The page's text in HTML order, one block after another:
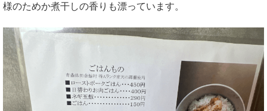
様のためか煮干しの香りも漂っています。